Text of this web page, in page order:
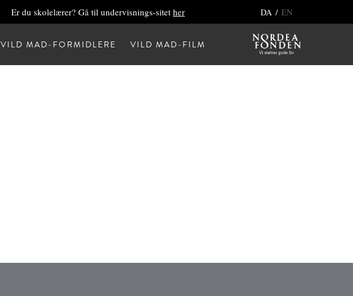
DA / EN
Er du skolelærer? Gå til undervisnings-sitet her
VILD MAD-FORMIDLERE VILD MAD-FILM